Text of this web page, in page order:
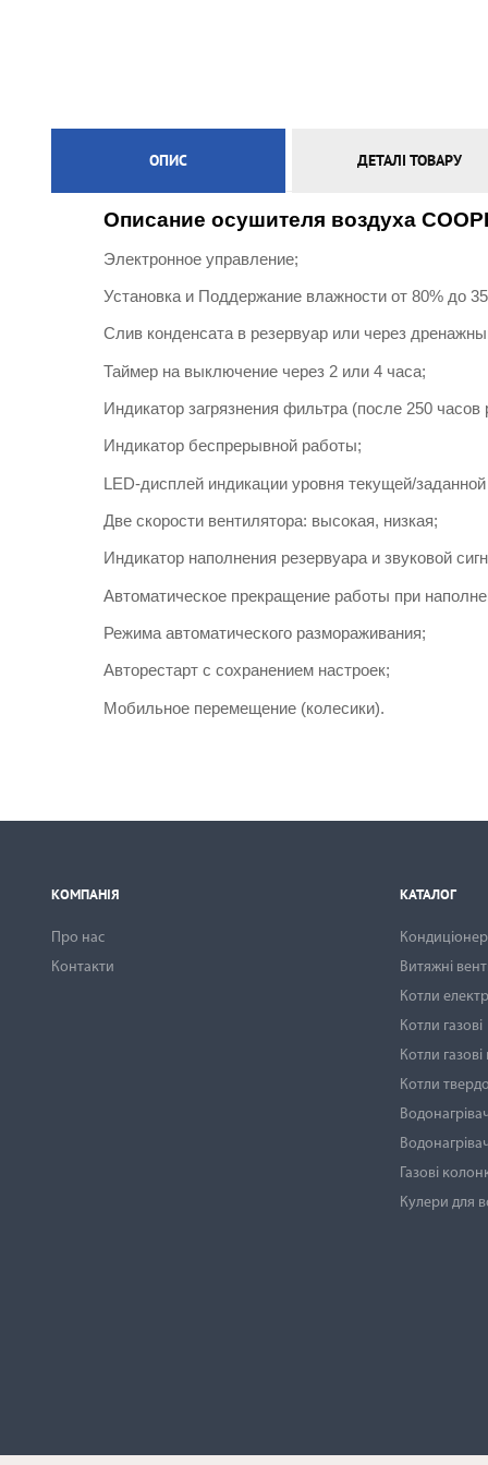
ОПИС ДЕТАЛІ ТОВАРУ
Описание осушителя воздуха
Электронное управление;
Установка и Поддержание влажности от 80% до
Слив конденсата в резервуар или через
Таймер на выключение через 2 или 4 часа;
Индикатор загрязнения фильтра (после 250 часов
Индикатор беспрерывной работы;
LED-дисплей индикации уровня текущей/
Две скорости вентилятора: высокая, низкая;
Индикатор наполнения резервуара и звуковой
Автоматическое прекращение работы при
Режима автоматического размораживания;
Авторестарт с сохранением настроек;
Мобильное перемещение (колесики).
КОМПАНІЯ
Про нас
Контакти
КАТАЛОГ
Витяжні
Котли
Котли газові
Котли
Котли
Газові
Кулери для